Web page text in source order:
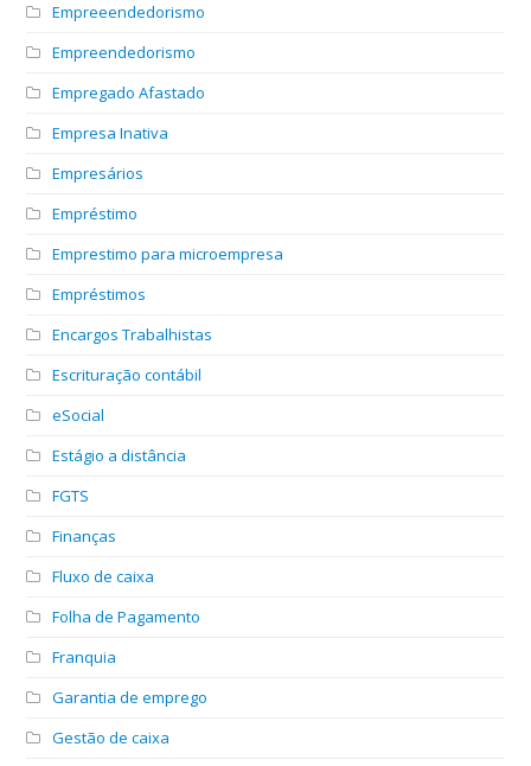
Empreeendedorismo
Empreendedorismo
Empregado Afastado
Empresa Inativa
Empresários
Empréstimo
Emprestimo para microempresa
Empréstimos
Encargos Trabalhistas
Escrituração contábil
eSocial
Estágio a distância
FGTS
Finanças
Fluxo de caixa
Folha de Pagamento
Franquia
Garantia de emprego
Gestão de caixa